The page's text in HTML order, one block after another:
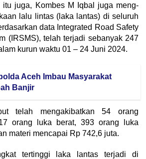
itu juga, Kombes M Iqbal juga meng-
lalu lintas (laka lantas) di seluruh
data Integrated Road Safety
(IRSMS), telah terjadi sebanyak 247
kurun waktu 01 – 24 Juni 2024.
Aceh Imbau Masyarakat
Banjir
telah mengakibatkan 54 orang
orang luka berat, 393 orang luka
materi mencapai Rp 742,6 juta.
tertinggi laka lantas terjadi di